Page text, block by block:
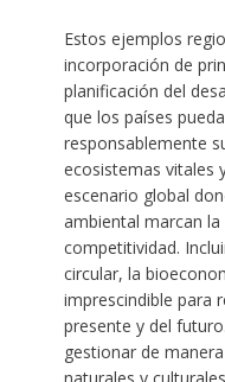
Estos ejemplos
incorporación de
planificación del
que los países
responsablemente
ecosistemas vitales
escenario global
ambiental marcan
competitividad.
circular, la
imprescindible para
presente y del
gestionar de